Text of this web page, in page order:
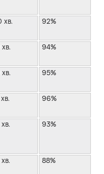
хв. 92%
94%
95%
96%
93%
88%